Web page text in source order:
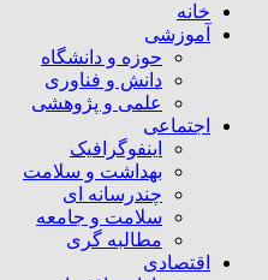
خانه
آموزشی
حوزه و دانشگاه
دانش و فناوری
علمی و پژوهشی
اجتماعی
اینفوگرافیک
بهداشت و سلامت
چندرسانه ای
سلامت و جامعه
مطالبه گری
اقتصادی